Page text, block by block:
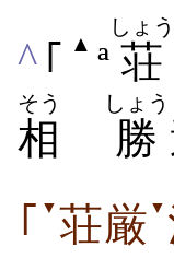
^ ｢ ▲ ª 荘
しょう
相
そう
勝
しょう
｢ ▼ 荘厳 ▼